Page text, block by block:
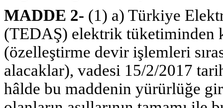
MADDE 2- (1) a) Türkiye
(TEDAŞ) elektrik tüketiminden
(özelleştirme devir işlemleri
alacaklar), vadesi 15/2/2017
hâlde bu maddenin yürürlüğe